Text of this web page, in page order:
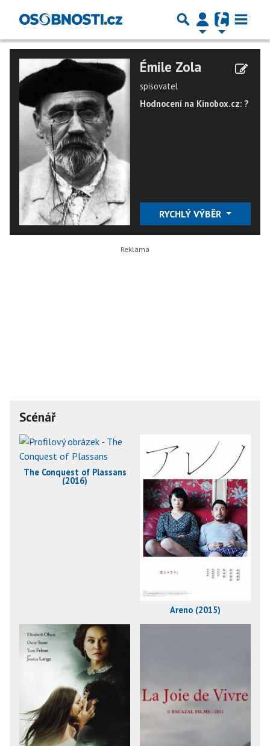
Émile Zola
spisovatel
Hodnocení na Kinobox.cz: ?
RYCHLÝ VÝBĚR
Scénář
The Conquest of Plassans
(2016)
Areno (2015)